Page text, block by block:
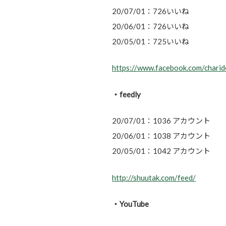
20/07/01：726いいね
20/06/01：726いいね
20/05/01：725いいね
https://www.facebook.com/
・feedly
20/07/01：1036 アカウント
20/06/01：1038 アカウント
20/05/01：1042 アカウント
http://shuutak.com/feed/
・YouTube